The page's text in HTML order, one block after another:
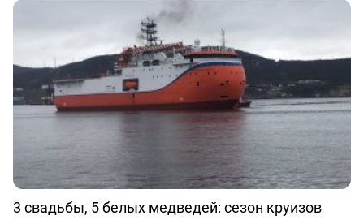
3 свадьбы, 5 белых медведей: сезон круизов